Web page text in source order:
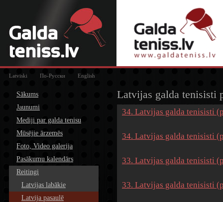
Latviski По-Русски English
Sākums
Jaunumi
Mediji par galda tenisu
Mūsējie ārzemēs
Foto, Video galerija
Pasākumu kalendārs
Reitingi
Latvijas labākie
Latvija pasaulē
Latvijas galda tenisisti
34. Latvijas galda tenisisti
34. Latvijas galda tenisisti
33. Latvijas galda tenisisti
33. Latvijas galda tenisisti